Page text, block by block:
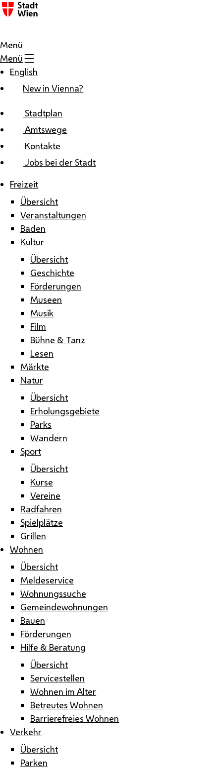
Zum Inhalt
Menü
Menü
English
New in Vienna?
Stadtplan
Amtswege
Kontakte
Jobs bei der Stadt
Freizeit
Übersicht
Veranstaltungen
Baden
Kultur
Übersicht
Geschichte
Förderungen
Museen
Musik
Film
Bühne & Tanz
Lesen
Märkte
Natur
Übersicht
Erholungsgebiete
Parks
Wandern
Sport
Übersicht
Kurse
Vereine
Radfahren
Spielplätze
Grillen
Wohnen
Übersicht
Meldeservice
Wohnungssuche
Gemeindewohnungen
Bauen
Förderungen
Hilfe & Beratung
Übersicht
Servicestellen
Wohnen im Alter
Betreutes Wohnen
Barrierefreies Wohnen
Verkehr
Übersicht
Parken